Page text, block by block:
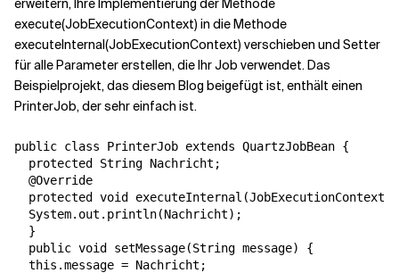
erweitern, Ihre Implementierung der Methode
execute(JobExecutionContext) in die Methode
executeInternal(JobExecutionContext) verschieben und Setter
für alle Parameter erstellen, die Ihr Job verwendet. Das
Beispielprojekt, das diesem Blog beigefügt ist, enthält einen
PrinterJob, der sehr einfach ist.
public class PrinterJob extends QuartzJobBean {
  protected String Nachricht;
  @Override
protected void executeInternal(JobExecutionContext
  System.out.println(Nachricht);
  }
  public void setMessage(String message) {
  this.message = Nachricht;